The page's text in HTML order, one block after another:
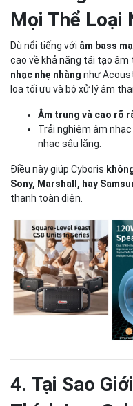
Mọi Thể Loại
Dù nổi tiếng với âm bass
cao về khả năng tái tạo
nhạc nhẹ nhàng như
loa tối ưu và bộ xử lý âm
Âm trung và cao rõ
Trải nghiệm âm
nhạc sâu lắng.
Điều này giúp Cyboris
Sony, Marshall, hay
thanh toàn diện.
4. Tại Sao